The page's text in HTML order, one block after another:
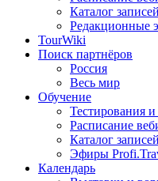
Каталог
Редакционные
TourWiki
Поиск партнёров
Россия
Весь мир
Обучение
Тестирования
Расписание
Каталог
Эфиры
Календарь